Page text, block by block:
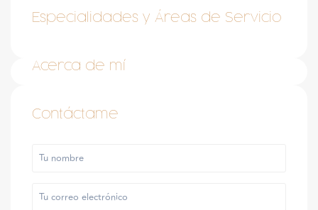
Especialidades y Áreas de Servicio
Acerca de mí
Contáctame